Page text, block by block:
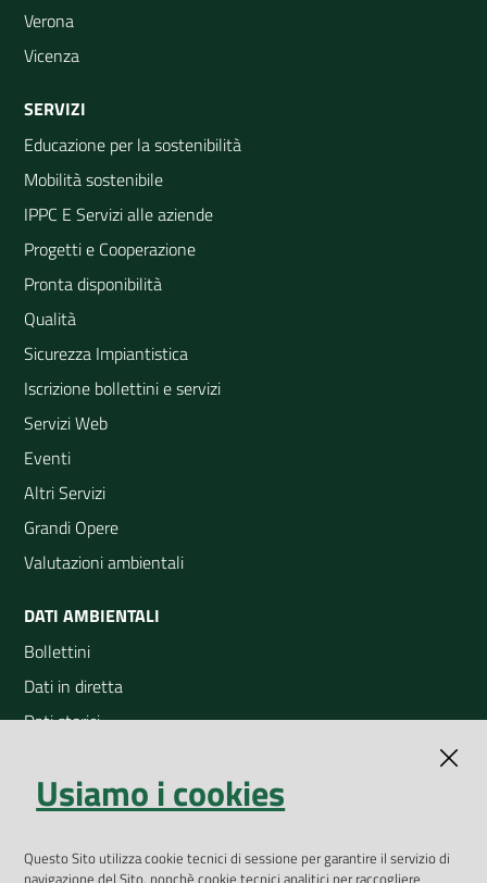
Verona
Vicenza
SERVIZI
Educazione per la sostenibilità
Mobilità sostenibile
IPPC E Servizi alle aziende
Progetti e Cooperazione
Pronta disponibilità
Qualità
Sicurezza Impiantistica
Iscrizione bollettini e servizi
Servizi Web
Eventi
Altri Servizi
Grandi Opere
Valutazioni ambientali
DATI AMBIENTALI
Bollettini
Dati in diretta
Dati storici
Open Data
App Arpav
Usiamo i cookies
Questo Sito utilizza cookie tecnici di sessione per garantire il servizio di
navigazione del Sito, nonchè cookie tecnici analitici per raccogliere